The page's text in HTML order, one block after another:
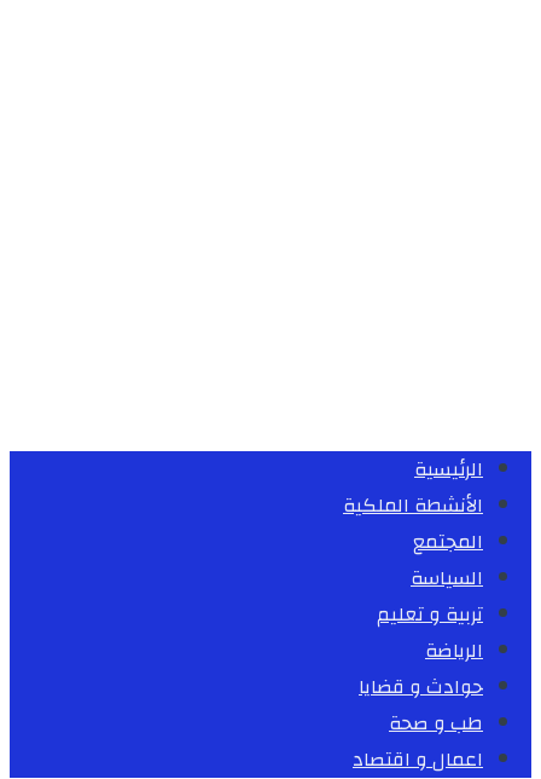
الرئيسية
الأنشطة الملكية
المجتمع
السياسة
تربية و تعليم
الرياضة
حوادث و قضايا
طب و صحة
اعمال و اقتصاد